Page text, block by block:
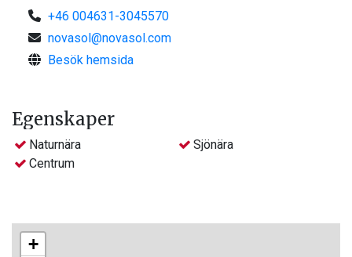
+46 004631-3045570
novasol@novasol.com
Besök hemsida
Egenskaper
Naturnära
Sjönära
Centrum
+